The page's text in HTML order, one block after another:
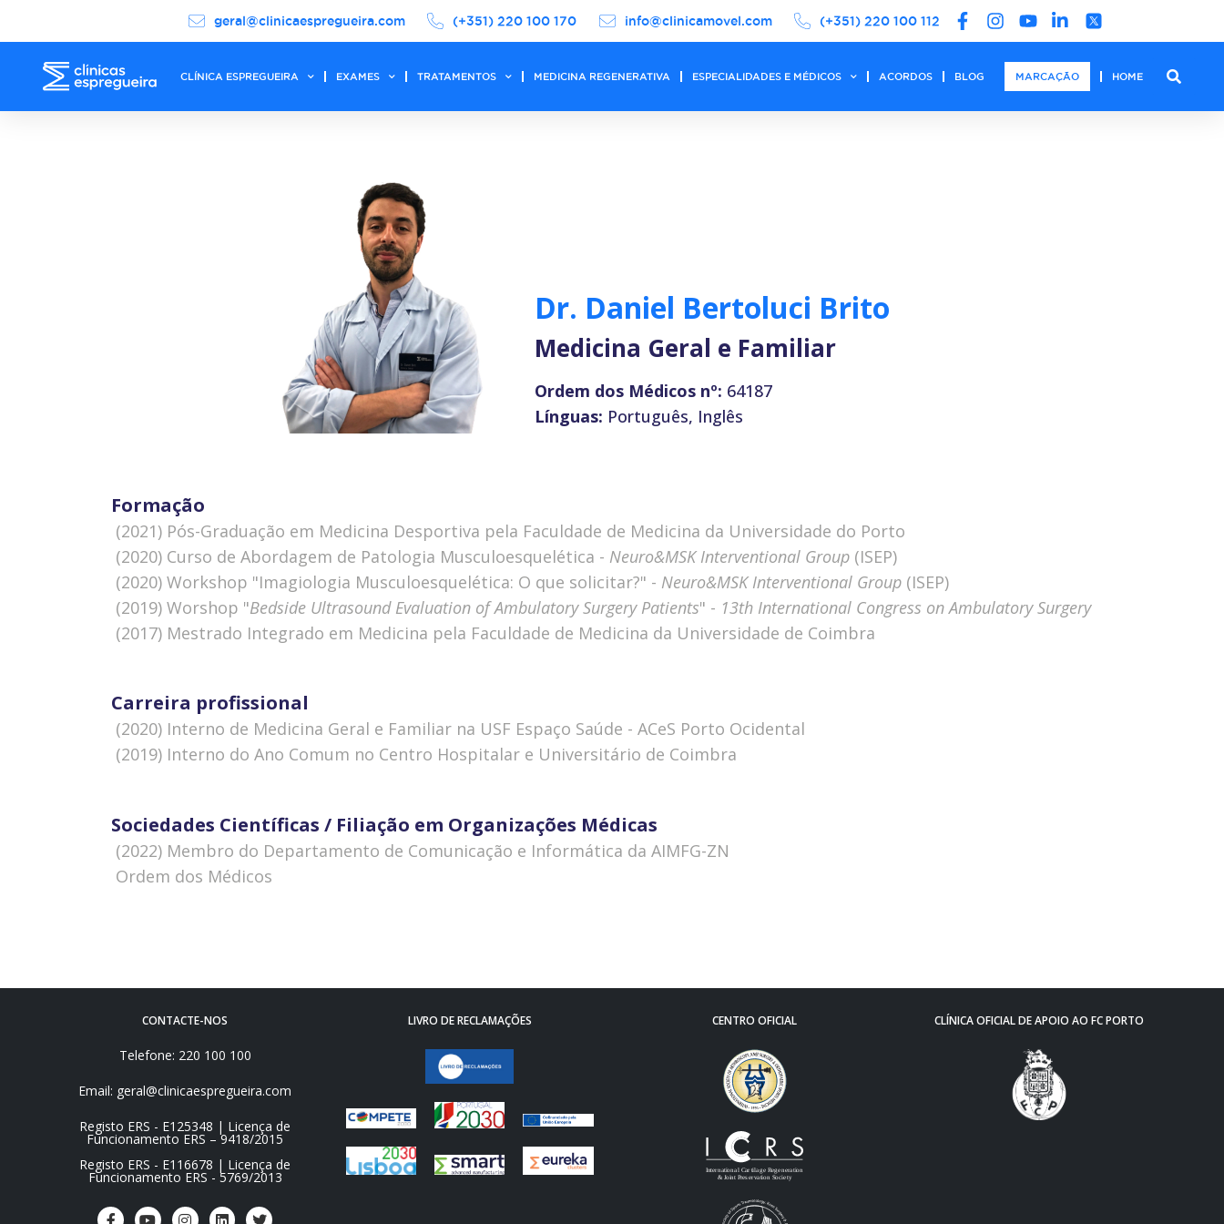
geral@clinicaespregueira.com (+351) 220 100 170 info@clinicamovel.com (+351) 220 100 112
CLÍNICA ESPREGUEIRA EXAMES TRATAMENTOS MEDICINA REGENERATIVA ESPECIALIDADES E MÉDICOS ACORDOS BLOG MARCAÇÃO HOME
Dr. Daniel Bertoluci Brito
Medicina Geral e Familiar
Ordem dos Médicos nº: 64187
Línguas: Português, Inglês
Formação
 (2021) Pós-Graduação em Medicina Desportiva pela Faculdade de Medicina da Universidade do Porto
 (2020) Curso de Abordagem de Patologia Musculoesquelética - Neuro&MSK Interventional Group (ISEP)
 (2020) Workshop "Imagiologia Musculoesquelética: O que solicitar?" - Neuro&MSK Interventional Group (ISEP)
 (2019) Worshop "Bedside Ultrasound Evaluation of Ambulatory Surgery Patients" - 13th International Congress on Ambulatory Surgery
 (2017) Mestrado Integrado em Medicina pela Faculdade de Medicina da Universidade de Coimbra
Carreira profissional
 (2020) Interno de Medicina Geral e Familiar na USF Espaço Saúde - ACeS Porto Ocidental
 (2019) Interno do Ano Comum no Centro Hospitalar e Universitário de Coimbra
Sociedades Científicas / Filiação em Organizações Médicas
 (2022) Membro do Departamento de Comunicação e Informática da AIMFG-ZN
 Ordem dos Médicos
CONTACTE-NOS
Telefone: 220 100 100
Email: geral@clinicaespregueira.com
Registo ERS - E125348 | Licença de
Funcionamento ERS – 9418/2015
Registo ERS - E116678 | Licença de
Funcionamento ERS - 5769/2013
LIVRO DE RECLAMAÇÕES CENTRO OFICIAL CLÍNICA OFICIAL DE APOIO AO FC PORTO